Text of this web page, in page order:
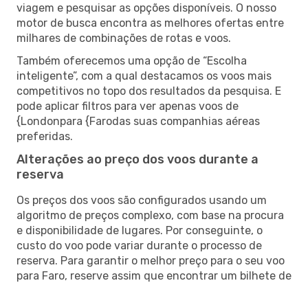
viagem e pesquisar as opções disponíveis. O nosso
motor de busca encontra as melhores ofertas entre
milhares de combinações de rotas e voos.
Também oferecemos uma opção de “Escolha
inteligente”, com a qual destacamos os voos mais
competitivos no topo dos resultados da pesquisa. E
pode aplicar filtros para ver apenas voos de
{Londonpara {Farodas suas companhias aéreas
preferidas.
Alterações ao preço dos voos durante a
reserva
Os preços dos voos são configurados usando um
algoritmo de preços complexo, com base na procura
e disponibilidade de lugares. Por conseguinte, o
custo do voo pode variar durante o processo de
reserva. Para garantir o melhor preço para o seu voo
para Faro, reserve assim que encontrar um bilhete de